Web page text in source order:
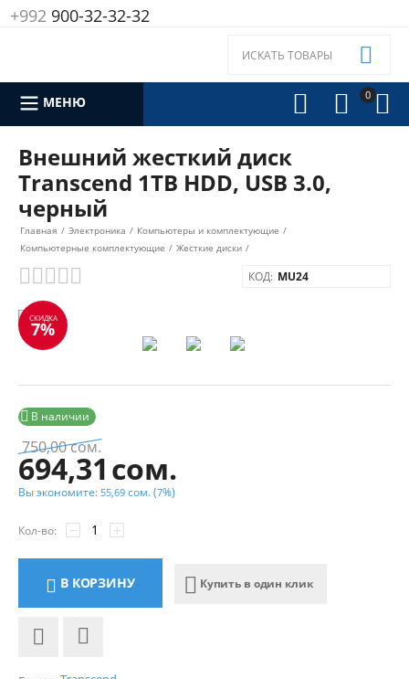
+992900-32-32-32
0 



МЕНЮ
Внешний жесткий диск
Transcend 1TB HDD, USB 3.0,
черный
Главная / Электроника / Компьютеры и комплектующие /
Компьютерные комплектующие / Жесткие диски /
КОД: MU24
СКИДКА
7%
В наличии

750,00сом.
694,31сом.
Вы экономите: 55,69 сом.(7%)
Кол-во: +
−
В КОРЗИНУ Купить в один клик